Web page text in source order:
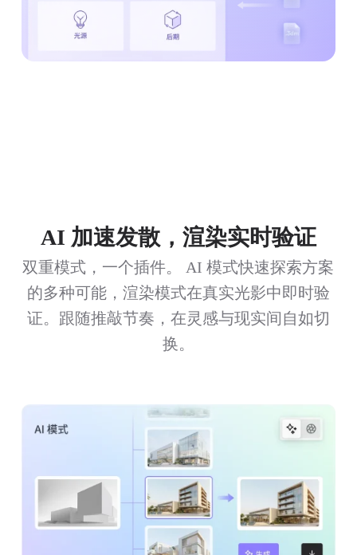
AI 加速发散，渲染实时验证
双重模式，一个插件。 AI 模式快速探索方案
的多种可能，渲染模式在真实光影中即时验
证。跟随推敲节奏，在灵感与现实间自如切
换。